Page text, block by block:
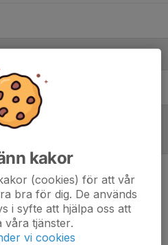
div 2
skrivet
kakor
(cookies) för att vår
bra för dig. De används
i syfte att hjälpa oss att
våra tjänster.
vi cookies